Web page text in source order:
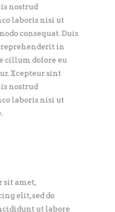
nostrud
laboris nisi ut
consequat. Duis
in
cillum dolore eu
Xcepteur sint
nostrud
laboris nisi ut
sit amet,
elit, sed do
ut labore